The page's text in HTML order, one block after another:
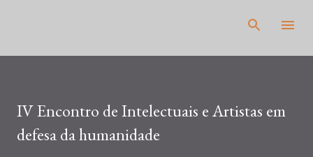
IV Encontro de Intelectuais e Artistas em
defesa da humanidade